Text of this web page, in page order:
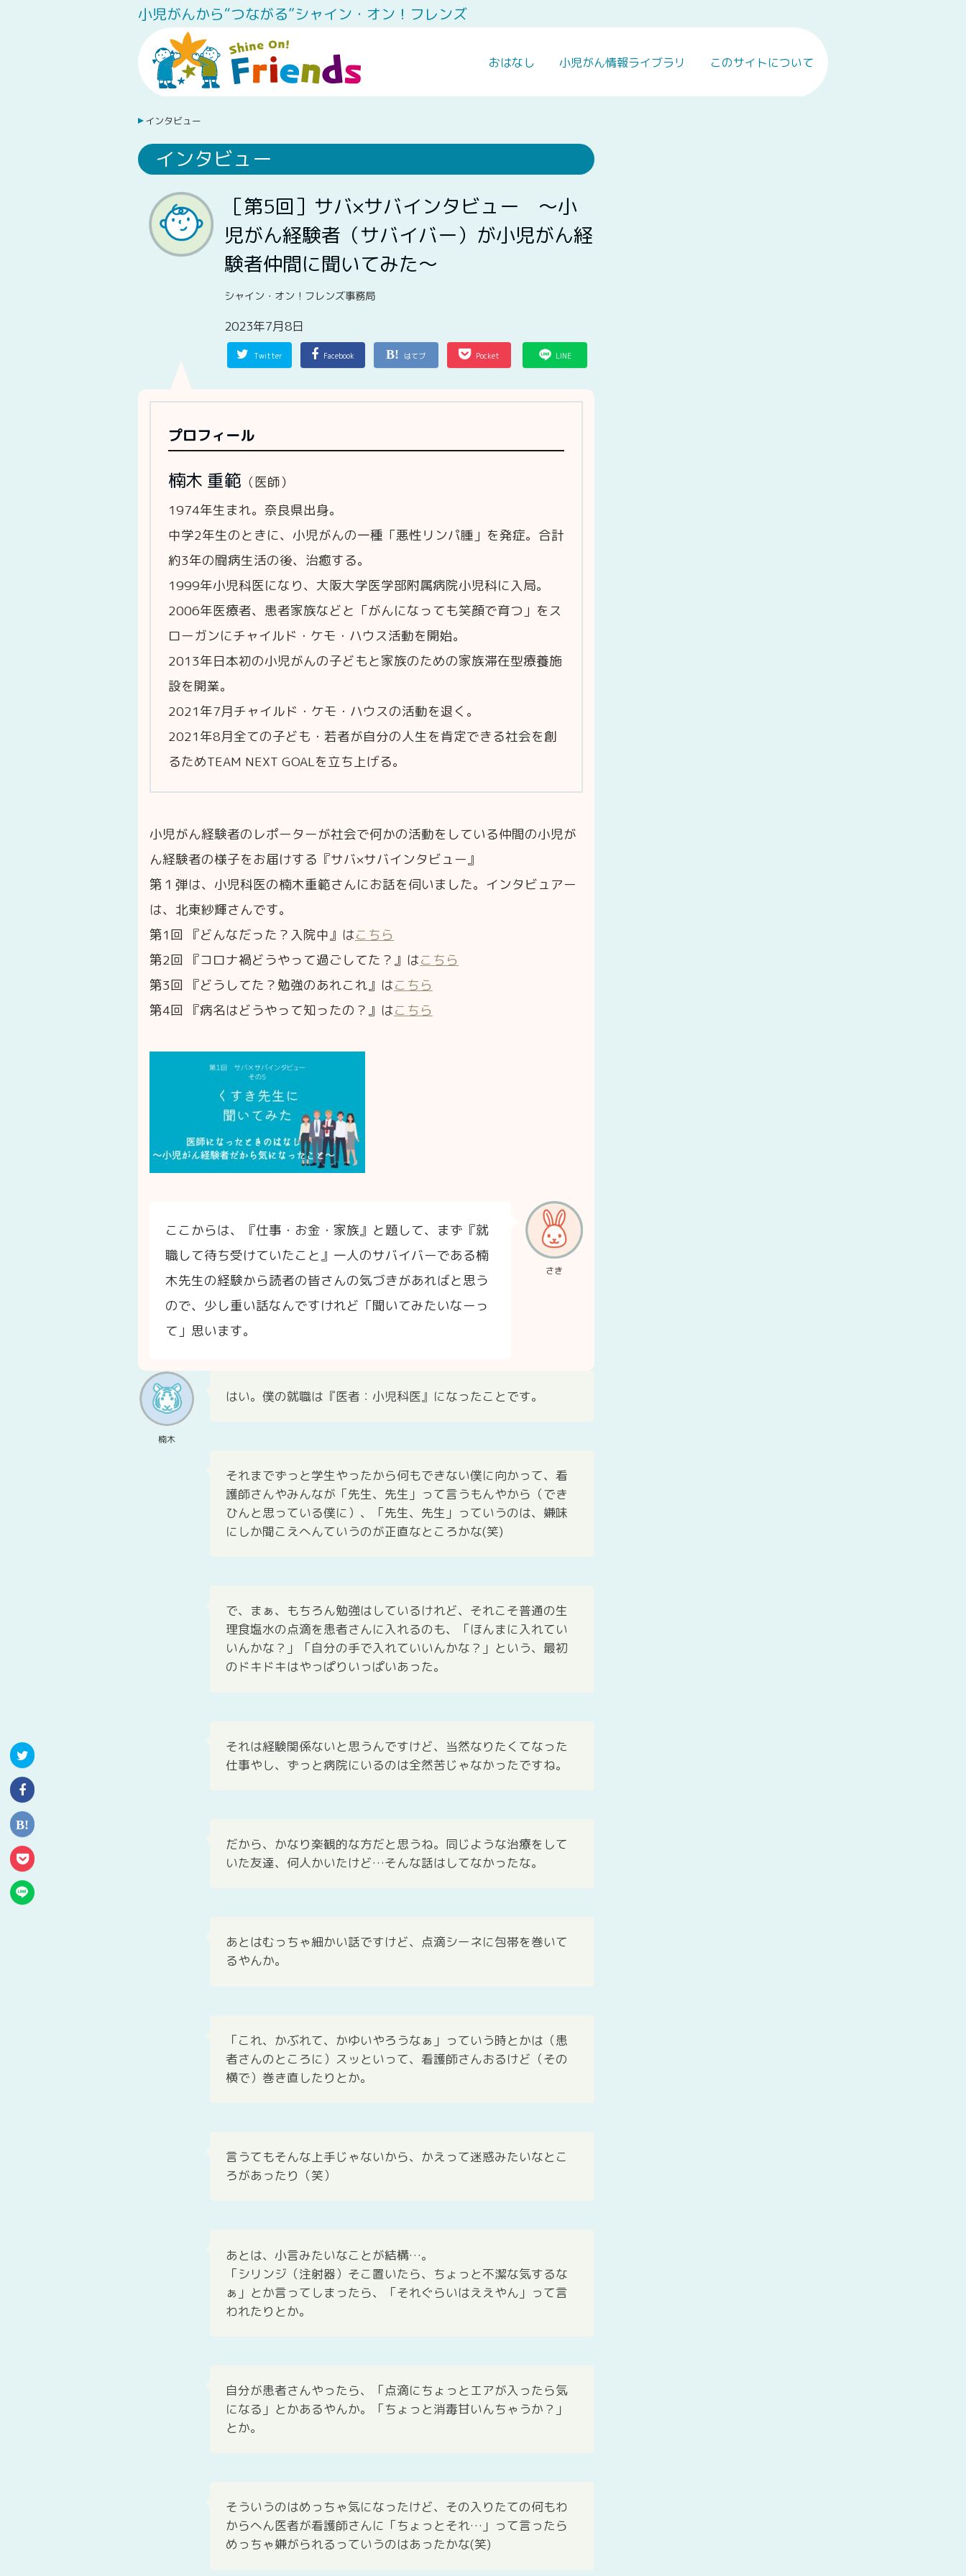
小児がんから“つながる”シャイン・オン！フレンズ
おはなし 小児がん情報ライブラリ このサイトについて
インタビュー
インタビュー
［第5回］サバ×サバインタビュー 〜小
児がん経験者（サバイバー）が小児がん経
験者仲間に聞いてみた〜
シャイン・オン！フレンズ事務局
2023年7月8日
Twitter Facebook はてブ Pocket LINE
プロフィール
楠木 重範 （医師）
1974年生まれ。奈良県出身。
中学2年生のときに、小児がんの一種「悪性リンパ腫」を発症。合計
約3年の闘病生活の後、治癒する。
1999年小児科医になり、大阪大学医学部附属病院小児科に入局。
2006年医療者、患者家族などと「がんになっても笑顔で育つ」をス
ローガンにチャイルド・ケモ・ハウス活動を開始。
2013年日本初の小児がんの子どもと家族のための家族滞在型療養施
設を開業。
2021年7月チャイルド・ケモ・ハウスの活動を退く。
2021年8月全ての子ども・若者が自分の人生を肯定できる社会を創
るためTEAM NEXT GOALを立ち上げる。
小児がん経験者のレポーターが社会で何かの活動をしている仲間の小児が
ん経験者の様子をお届けする『サバ×サバインタビュー』
第１弾は、小児科医の楠木重範さんにお話を伺いました。インタビュアー
は、北東紗輝さんです。
第1回 『どんなだった？入院中』はこちら
第2回 『コロナ禍どうやって過ごしてた？』はこちら
第3回 『どうしてた？勉強のあれこれ』はこちら
第4回 『病名はどうやって知ったの？』はこちら
さき
ここからは、『仕事・お金・家族』と題して、まず『就
職して待ち受けていたこと』一人のサバイバーである楠
木先生の経験から読者の皆さんの気づきがあればと思う
ので、少し重い話なんですけれど「聞いてみたいなーっ
て」思います。
楠木
はい。僕の就職は『医者：小児科医』になったことです。
それまでずっと学生やったから何もできない僕に向かって、看
護師さんやみんなが「先生、先生」って言うもんやから（でき
ひんと思っている僕に）、「先生、先生」っていうのは、嫌味
にしか聞こえへんていうのが正直なところかな(笑)
で、まぁ、もちろん勉強はしているけれど、それこそ普通の生
理食塩水の点滴を患者さんに入れるのも、「ほんまに入れてい
いんかな？」「自分の手で入れていいんかな？」という、最初
のドキドキはやっぱりいっぱいあった。
それは経験関係ないと思うんですけど、当然なりたくてなった
仕事やし、ずっと病院にいるのは全然苦じゃなかったですね。
だから、かなり楽観的な方だと思うね。同じような治療をして
いた友達、何人かいたけど…そんな話はしてなかったな。
あとはむっちゃ細かい話ですけど、点滴シーネに包帯を巻いて
るやんか。
「これ、かぶれて、かゆいやろうなぁ」っていう時とかは（患
者さんのところに）スッといって、看護師さんおるけど（その
横で）巻き直したりとか。
言うてもそんな上手じゃないから、かえって迷惑みたいなとこ
ろがあったり（笑）
あとは、小言みたいなことが結構…。
「シリンジ（注射器）そこ置いたら、ちょっと不潔な気するな
ぁ」とか言ってしまったら、「それぐらいはええやん」って言
われたりとか。
自分が患者さんやったら、「点滴にちょっとエアが入ったら気
になる」とかあるやんか。「ちょっと消毒甘いんちゃうか？」
とか。
そういうのはめっちゃ気になったけど、その入りたての何もわ
からへん医者が看護師さんに「ちょっとそれ…」って言ったら
めっちゃ嫌がられるっていうのはあったかな(笑)